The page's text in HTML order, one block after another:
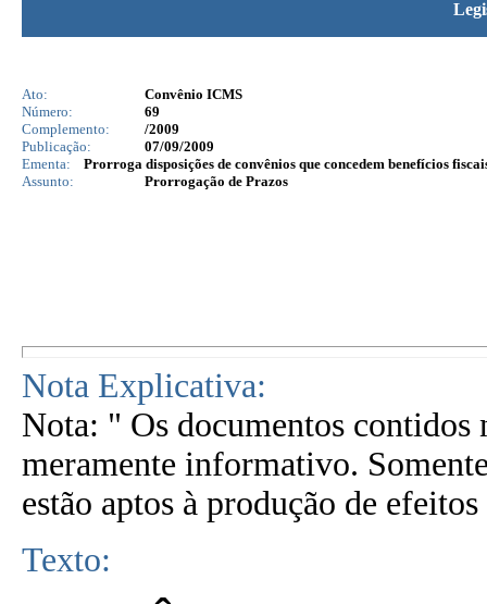
Ato:
Convênio ICMS
Número:
69
Complemento:
/2009
Publicação:
07/09/2009
Ementa:
Prorroga disposições de convênios que concedem benefícios
Assunto:
Prorrogação de Prazos
Nota Explicativa:
Nota: " Os documentos contidos
meramente informativo.
estão aptos à produção de
Texto: